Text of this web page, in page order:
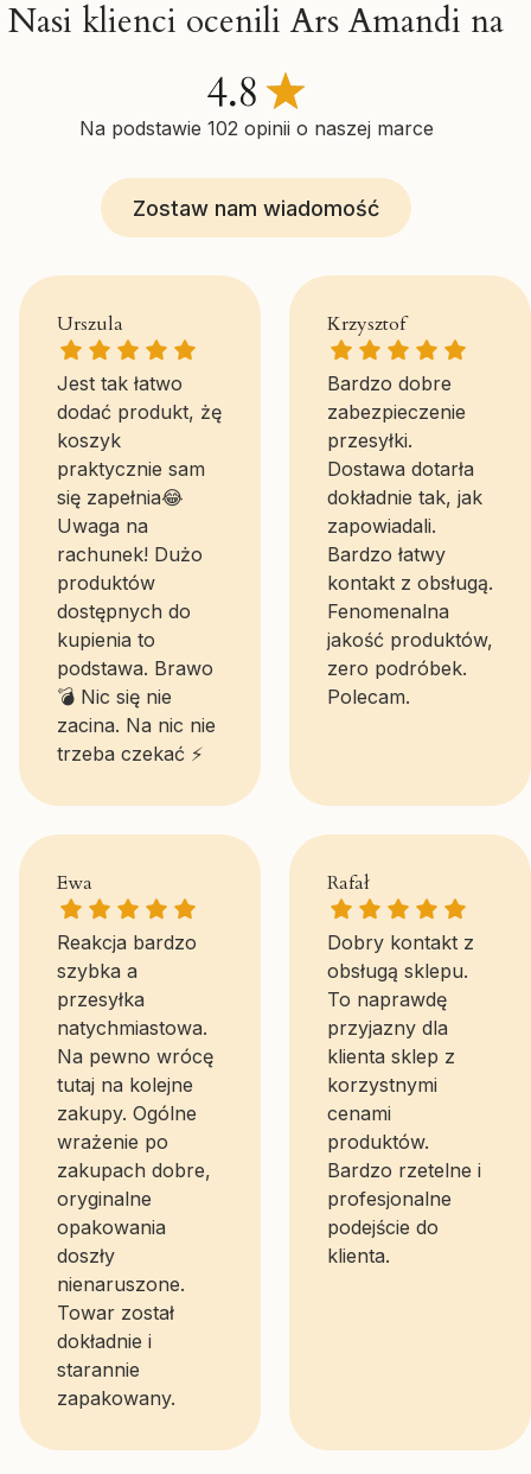
Nasi klienci ocenili Ars Amandi na
Na podstawie 102 opinii o naszej marce
Zostaw nam wiadomość
Urszula
Urszula gave a rating of: 5
Jest tak łatwo
dodać produkt, żę
koszyk
praktycznie sam
się zapełnia😂
Uwaga na
rachunek! Dużo
produktów
dostępnych do
kupienia to
podstawa. Brawo
💣 Nic się nie
zacina. Na nic nie
trzeba czekać ⚡
Krzysztof
Krzysztof gave
Bardzo dobre
zabezpieczenie
przesyłki.
Dostawa dotarła
dokładnie tak, jak
zapowiadali.
Bardzo łatwy
kontakt z obsługą.
Fenomenalna
jakość produktów,
zero podróbek.
Polecam.
Ewa
Ewa gave a rating of: 5
Reakcja bardzo
szybka a
przesyłka
natychmiastowa.
Na pewno wrócę
tutaj na kolejne
zakupy. Ogólne
wrażenie po
zakupach dobre,
oryginalne
opakowania
doszły
nienaruszone.
Towar został
dokładnie i
starannie
zapakowany.
Rafał
Rafał gave a
Dobry kontakt z
obsługą sklepu.
To naprawdę
przyjazny dla
klienta sklep z
korzystnymi
cenami
produktów.
Bardzo rzetelne i
profesjonalne
podejście do
klienta.